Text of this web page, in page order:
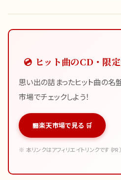
💿 ヒット曲のCD・限
思い出の詰まったヒット曲の名
市場でチェックしよう！
楽天市場で見る 🛒
※ 本リンクはアフィリエイトリンクです（PR）